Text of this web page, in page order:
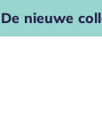
De nieuwe